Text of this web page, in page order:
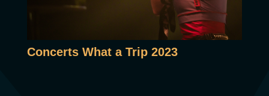
Concerts What a Trip 2023